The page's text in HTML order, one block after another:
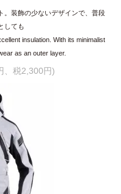
。装飾の少ないデザインで、普段
しても
insulation. With its minimalist
as an outer layer.
、税2,300円)